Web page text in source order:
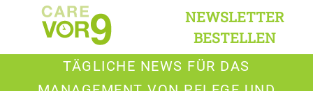
NEWSLETTER
BESTELLEN
TÄGLICHE NEWS FÜR DAS